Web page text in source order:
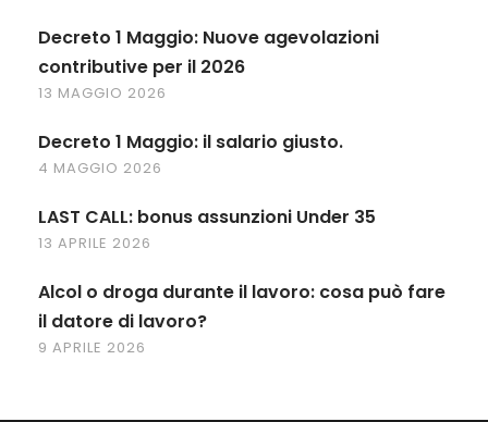
Decreto 1 Maggio: Nuove agevolazioni
contributive per il 2026
13 MAGGIO 2026
Decreto 1 Maggio: il salario giusto.
4 MAGGIO 2026
LAST CALL: bonus assunzioni Under 35
13 APRILE 2026
Alcol o droga durante il lavoro: cosa può fare
il datore di lavoro?
9 APRILE 2026